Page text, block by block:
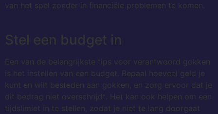
van het spel zonder in financiële problemen te komen.
Stel een budget in
Een van de belangrijkste tips voor verantwoord gokken
is het instellen van een budget. Bepaal hoeveel geld je
kunt en wilt besteden aan gokken, en zorg ervoor dat je
dit bedrag niet overschrijdt. Het kan ook helpen om een
tijdslimiet in te stellen, zodat je niet te lang doorgaat